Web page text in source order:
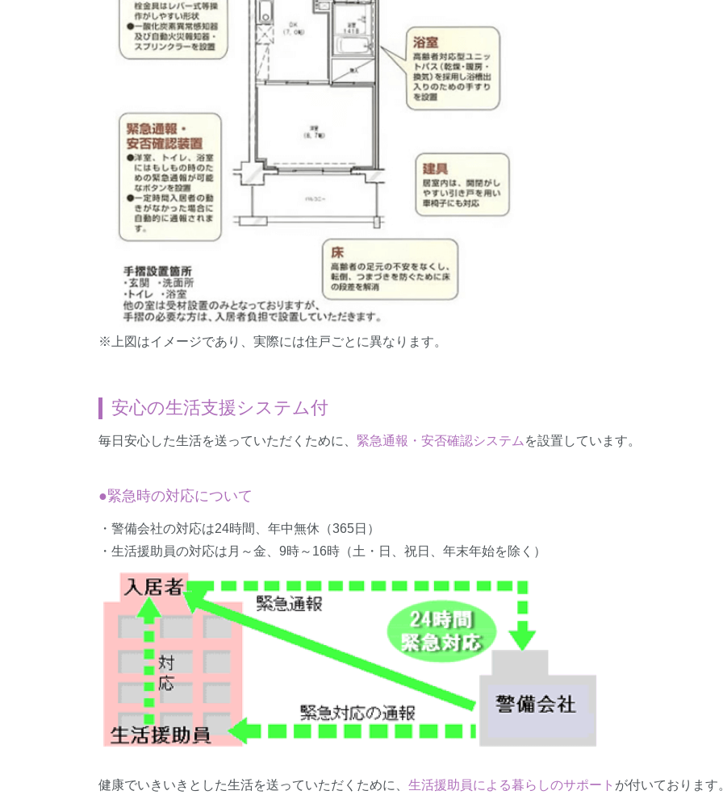
※上図はイメージであり、実際には住戸ごとに異なります。
安心の生活支援システム付
毎日安心した生活を送っていただくために、 緊急通報・安否確認システム を設置しています。
●緊急時の対応について
・警備会社の対応は24時間、年中無休（365日）
・生活援助員の対応は月～金、9時～16時（土・日、祝日、年末年始を除く）
健康でいきいきとした生活を送っていただくために、 生活援助員による暮らしのサポート が付いております